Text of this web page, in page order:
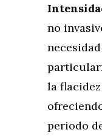
no
la
periodo